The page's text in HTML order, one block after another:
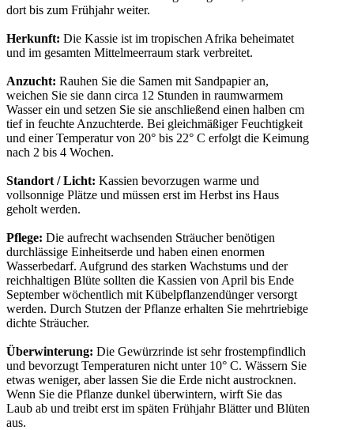
dort bis zum Frühjahr weiter.
Herkunft: Die Kassie ist im tropischen Afrika beheimatet
und im gesamten Mittelmeerraum stark verbreitet.
Anzucht: Rauhen Sie die Samen mit Sandpapier an,
weichen Sie sie dann circa 12 Stunden in raumwarmem
Wasser ein und setzen Sie sie anschließend einen halben cm
tief in feuchte Anzuchterde. Bei gleichmäßiger Feuchtigkeit
und einer Temperatur von 20° bis 22° C erfolgt die Keimung
nach 2 bis 4 Wochen.
Standort / Licht: Kassien bevorzugen warme und
vollsonnige Plätze und müssen erst im Herbst ins Haus
geholt werden.
Pflege: Die aufrecht wachsenden Sträucher benötigen
durchlässige Einheitserde und haben einen enormen
Wasserbedarf. Aufgrund des starken Wachstums und der
reichhaltigen Blüte sollten die Kassien von April bis Ende
September wöchentlich mit Kübelpflanzendünger versorgt
werden. Durch Stutzen der Pflanze erhalten Sie mehrtriebige
dichte Sträucher.
Überwinterung: Die Gewürzrinde ist sehr frostempfindlich
und bevorzugt Temperaturen nicht unter 10° C. Wässern Sie
etwas weniger, aber lassen Sie die Erde nicht austrocknen.
Wenn Sie die Pflanze dunkel überwintern, wirft Sie das
Laub ab und treibt erst im späten Frühjahr Blätter und Blüten
aus.